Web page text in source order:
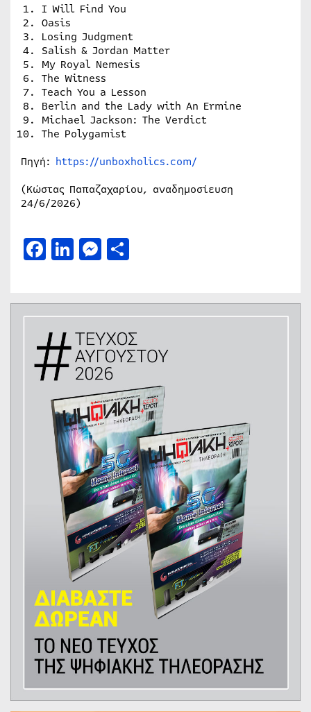
I Will Find You
Oasis
Losing Judgment
Salish & Jordan Matter
My Royal Nemesis
The Witness
Teach You a Lesson
Berlin and the Lady with An Ermine
Michael Jackson: The Verdict
The Polygamist
Πηγή: https://unboxholics.com/
(Κώστας Παπαζαχαρίου, αναδημοσίευση
24/6/2026)
Facebook
LinkedIn
Messenger